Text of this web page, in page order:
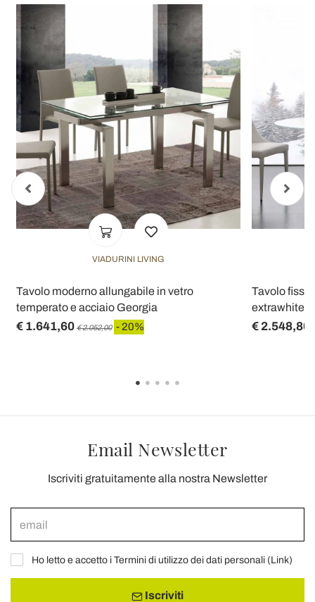
VIADURINI LIVING
Tavolo moderno allungabile in vetro
temperato e acciaio Georgia
€ 1.641,60 € 2.052,00 - 20%
Tavolo fisso
extrawhite
€ 2.548,80
Email Newsletter
Iscriviti gratuitamente alla nostra Newsletter
Ho letto e accetto i Termini di utilizzo dei dati personali (Link)
Iscriviti